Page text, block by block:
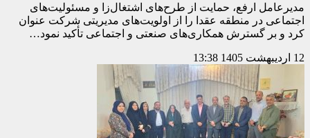
مدیرعامل ارفع، حمایت از طرح‌های اشتغال‌زا و مسئولیت‌های
اجتماعی در منطقه عقدا را از اولویت‌های مدیریتی شرکت عنوان
کرد و بر گسترش همکاری‌های صنعتی و اجتماعی تأکید نمود…
12 اردیبهشت 1405 13:38